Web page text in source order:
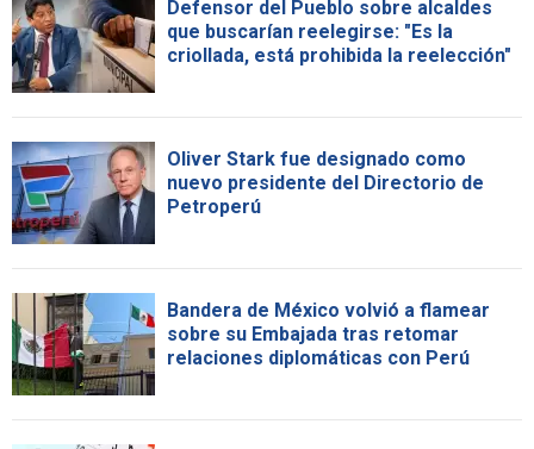
Defensor del Pueblo sobre alcaldes
que buscarían reelegirse: "Es la
criollada, está prohibida la reelección"
Oliver Stark fue designado como
nuevo presidente del Directorio de
Petroperú
Bandera de México volvió a flamear
sobre su Embajada tras retomar
relaciones diplomáticas con Perú